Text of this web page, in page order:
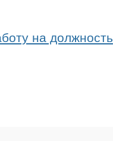
на должность